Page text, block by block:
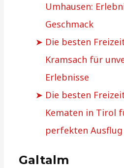
Umhausen:
Geschmack
Die besten
Kramsach für
Erlebnisse
Die besten
Kematen in Tirol
perfekten Ausflug
Galtalm